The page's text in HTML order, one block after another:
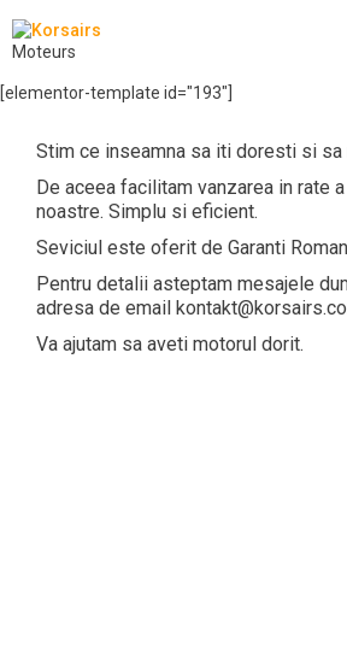
Moteurs
[elementor-template id="193"]
Stim ce inseamna sa iti doresti si sa
De aceea facilitam vanzarea in rate
noastre. Simplu si eficient.
Seviciul este oferit de Garanti
Pentru detalii asteptam mesajele
adresa de email
Va ajutam sa aveti motorul dorit.